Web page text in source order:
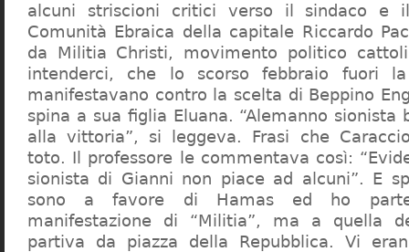
alcuni striscioni critici verso il sindaco e
Comunità Ebraica della capitale Riccardo
da Militia Christi, movimento politico
intenderci, che lo scorso febbraio fuori
manifestavano contro la scelta di Beppino
spina a sua figlia Eluana. “Alemanno sionista
alla vittoria”, si leggeva. Frasi che
toto. Il professore le commentava così:
sionista di Gianni non piace ad alcuni”. E
sono a favore di Hamas ed ho
manifestazione di “Militia”, ma a quella
partiva da piazza della Repubblica. Vi